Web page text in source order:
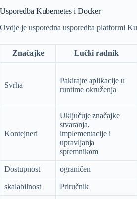
Usporedba Kubernetes i Docker
Ovdje je usporedna usporedba platformi
Značajke Lučki radnik
Svrha
Pakirajte aplikacije u
runtime okruženja
Kontejneri
Uključuje značajke
stvaranja,
implementacije i
upravljanja
spremnikom
Dostupnost ograničen
skalabilnost Priručnik